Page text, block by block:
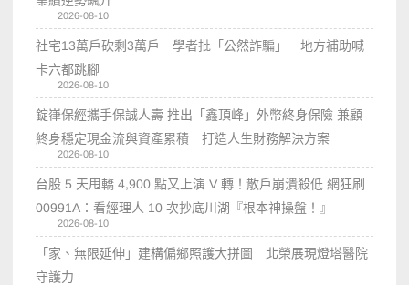
2026-08-10
社宅13萬戶砍剩3萬戶 學者批「公然詐騙」 地方補助喊
卡六都跳腳
2026-08-10
錠嵂保經攜手保誠人壽 推出「鑫頂峰」外幣終身保險 兼顧
終身穩定現金流與資產累積 打造人生財務解決方案
2026-08-10
台股 5 天甩轎 4,900 點又上演 V 轉！散戶崩潰殺低 網狂刷
00991A：看經理人 10 次抄底川湖『根本神操盤！』
2026-08-10
「家、無限延伸」建構偏鄉照護大拼圖 北榮展現燈塔醫院
守護力